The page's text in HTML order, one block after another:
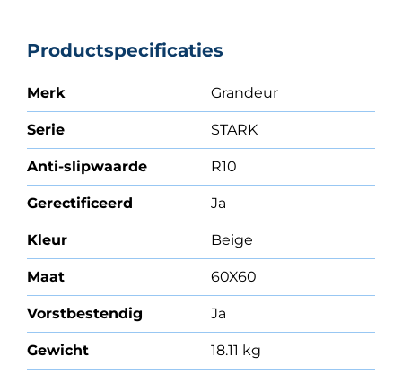
Productspecificaties
Merk Grandeur
Serie STARK
Anti-slipwaarde R10
Gerectificeerd Ja
Kleur Beige
Maat 60X60
Vorstbestendig Ja
Gewicht 18.11 kg